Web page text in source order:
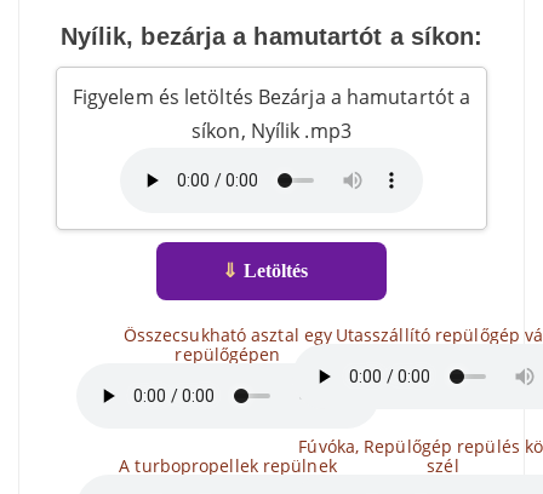
Nyílik, bezárja a hamutartót a síkon:
Figyelem és letöltés Bezárja a hamutartót a
síkon, Nyílik .mp3
⇓ Letöltés
Összecsukható asztal egy
repülőgépen
A turbopropellek repülnek
Utasszállító repülőgép
Fúvóka, Repülőgép repülés
szél